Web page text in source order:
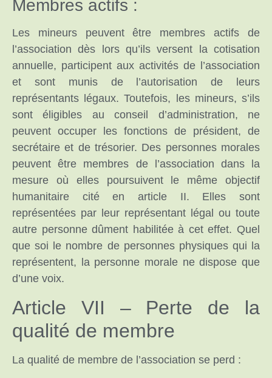
Membres actifs :
Les mineurs peuvent être membres actifs de
l’association dès lors qu’ils versent la cotisation
annuelle, participent aux activités de l’association
et sont munis de l’autorisation de leurs
représentants légaux. Toutefois, les mineurs, s’ils
sont éligibles au conseil d’administration, ne
peuvent occuper les fonctions de président, de
secrétaire et de trésorier. Des personnes morales
peuvent être membres de l’association dans la
mesure où elles poursuivent le même objectif
humanitaire cité en article II. Elles sont
représentées par leur représentant légal ou toute
autre personne dûment habilitée à cet effet. Quel
que soi le nombre de personnes physiques qui la
représentent, la personne morale ne dispose que
d’une voix.
Article VII – Perte de la
qualité de membre
La qualité de membre de l’association se perd :